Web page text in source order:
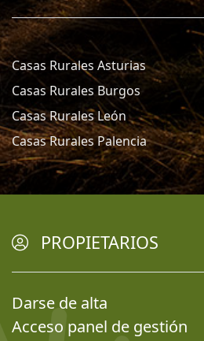
Casas Rurales Asturias
Casas Rurales Burgos
Casas Rurales León
Casas Rurales Palencia
PROPIETARIOS
Darse de alta
Acceso panel de gestión